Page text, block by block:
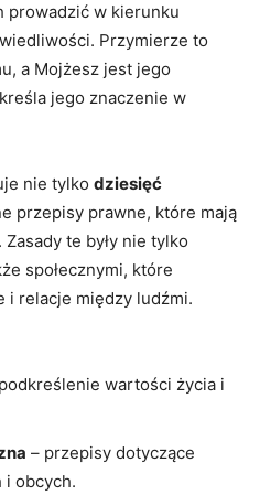
prowadzić w ⁢kierunku
Przymierze to
a Mojżesz jest jego
jego⁢ znaczenie⁤ w
nie tylko dziesięć
przepisy prawne, które mają
te były nie⁤ tylko
społecznymi, które
i relacje między⁣ ludźmi.
wartości⁢ życia i
– przepisy dotyczące
i obcych.